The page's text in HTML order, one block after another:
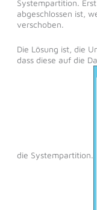
Systempartition.
abgeschlossen ist,
verschoben.
Die Lösung ist, die
dass diese auf die
die Systempartition.